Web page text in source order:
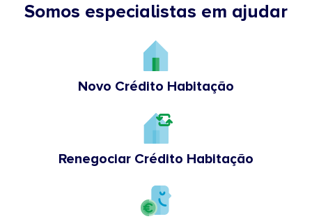
Somos especialistas em ajudar
Novo Crédito Habitação
Renegociar Crédito Habitação